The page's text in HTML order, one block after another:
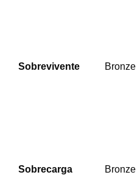
Sobrevivente Bronze
Sobrecarga Bronze